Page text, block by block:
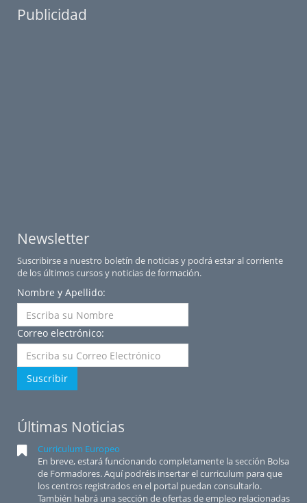
Publicidad
Newsletter
Suscribirse a nuestro boletín de noticias y podrá estar al corriente
de los últimos cursos y noticias de formación.
Nombre y Apellido:
Correo electrónico:
Suscribir
Últimas Noticias
Curriculum Europeo
En breve, estará funcionando completamente la sección Bolsa
de Formadores. Aquí podréis insertar el curriculum para que
los centros registrados en el portal puedan consultarlo.
También habrá una sección de ofertas de empleo relacionadas